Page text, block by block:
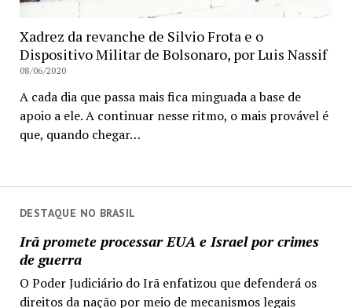
DESTAQUE NO BRASIL
Irã promete processar EUA e Israel por crimes
de guerra
O Poder Judiciário do Irã enfatizou que defenderá os
direitos da nação por meio de mecanismos legais
Xadrez da revanche de Silvio Frota e o
Dispositivo Militar de Bolsonaro, por Luis Nassif
08/06/2020
A cada dia que passa mais fica minguada a base de
apoio a ele. A continuar nesse ritmo, o mais provável é
que, quando chegar…